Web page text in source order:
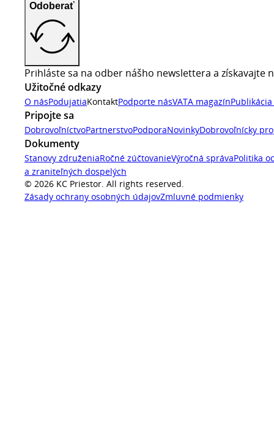
Odoberať
Prihláste sa na odber nášho newslettera a získavajte
Užitočné odkazy
O násPodujatiaKontaktPodporte násVATA magazín
Pripojte sa
DobrovoľníctvoPartnerstvoPodporaNovinkyDobrovoľnícky
Dokumenty
Stanovy združeniaRočné zúčtovanieVýročná správaPolitika
a zraniteľných dospelých
© 2026 KC Priestor. All rights reserved.
Zásady ochrany osobných údajovZmluvné podmienky